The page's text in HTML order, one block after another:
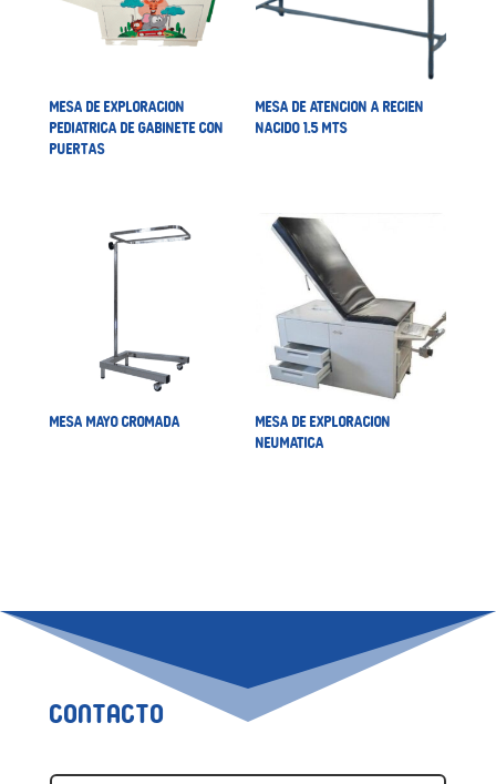
MESA DE EXPLORACION
PEDIATRICA DE GABINETE CON
PUERTAS
MESA DE ATENCION A RECIEN
NACIDO 1.5 MTS
MESA MAYO CROMADA
MESA DE EXPLORACION
NEUMATICA
Contacto